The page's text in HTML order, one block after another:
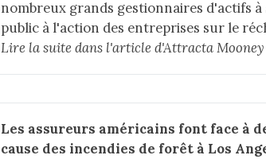
nombreux grands gestionnaires d'actifs
public à l'action des entreprises sur le
Lire la suite dans l'article d'Attracta Mooney
Les assureurs américains font face à
cause des incendies de forêt à Los